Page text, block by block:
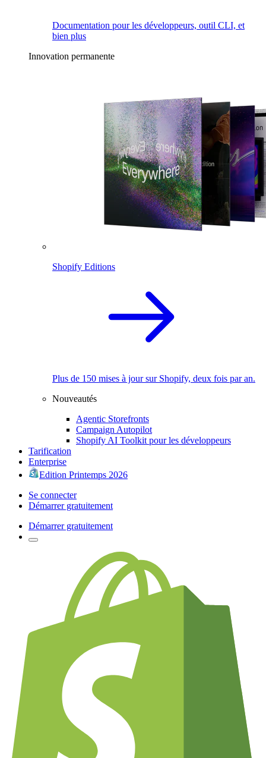
Documentation pour les développeurs, outil CLI, et
bien plus
Innovation permanente
Shopify Editions
Plus de 150 mises à jour sur Shopify, deux fois par an.
Nouveautés
Agentic Storefronts
Campaign Autopilot
Shopify AI Toolkit pour les développeurs
Tarification
Enterprise
Edition Printemps 2026
Se connecter
Démarrer gratuitement
Démarrer gratuitement